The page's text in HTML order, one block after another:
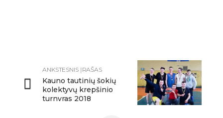
ANKSTESNIS ĮRAŠAS
Kauno tautinių šokių
kolektyvų krepšinio
turnyras 2018